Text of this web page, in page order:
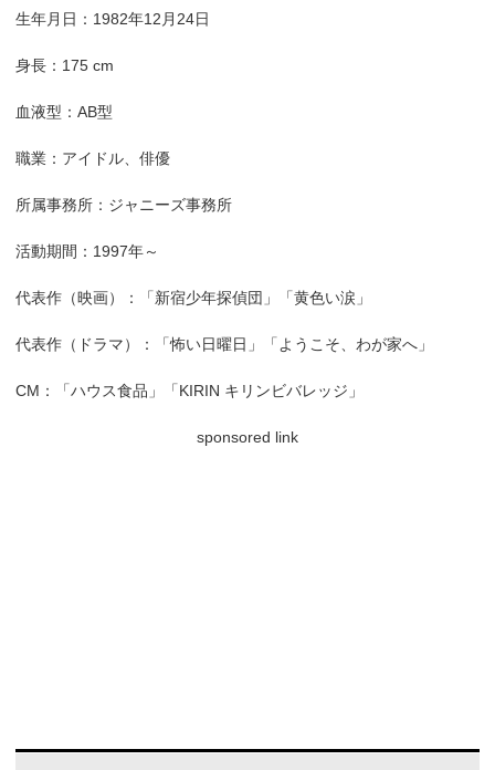
生年月日：1982年12月24日
身長：175 cm
血液型：AB型
職業：アイドル、俳優
所属事務所：ジャニーズ事務所
活動期間：1997年～
代表作（映画）：「新宿少年探偵団」「黄色い涙」
代表作（ドラマ）：「怖い日曜日」「ようこそ、わが家へ」
CM：「ハウス食品」「KIRIN キリンビバレッジ」
sponsored link